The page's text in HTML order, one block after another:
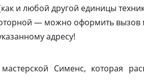
и любой другой единицы
— можно оформить вызов
адресу!
Сименс, которая